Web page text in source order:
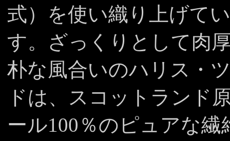
式）を使い織り上げて
す。ざっくりとして肉
朴な風合いのハリス・
ドは、スコットランド
ール100％のピュアな繊